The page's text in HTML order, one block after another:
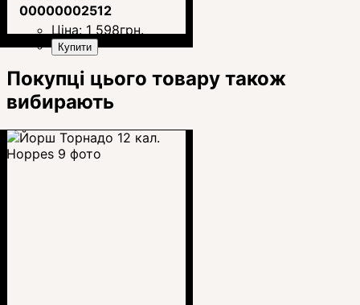
00000002512
Ціна: 1 598грн.
Купити
Покупці цього товару також
вибирають